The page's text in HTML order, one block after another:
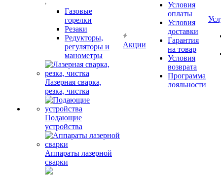
Газовые
горелки
Резаки
Редукторы,
регуляторы и
манометры
Лазерная сварка,
резка, чистка
Подающие
устройства
Аппараты лазерной
сварки
Акции
Условия
оплаты
Условия
доставки
Гарантия
на товар
Условия
возврата
Программа
лояльности